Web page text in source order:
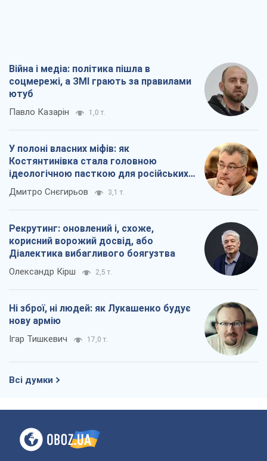
Війна і медіа: політика пішла в
соцмережі, а ЗМІ грають за правилами
ютуб
Павло Казарін 1,0 т.
У полоні власних міфів: як
Костянтинівка стала головною
ідеологічною пасткою для російських
окупантів
Дмитро Снєгирьов 3,1 т.
Рекрутинг: оновлений і, схоже,
корисний ворожий досвід, або
Діалектика вибагливого боягузтва
Олександр Кірш 2,5 т.
Ні зброї, ні людей: як Лукашенко будує
нову армію
Ігар Тишкевич 17,0 т.
Всі думки